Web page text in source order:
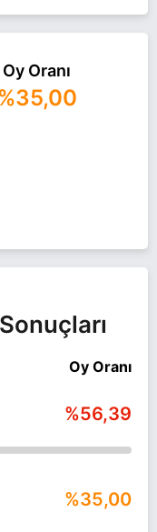
PARTI KADIKÖY
OLARAK SIYASETE
YARDIMCILIĞI
AK PARTI
VE
IFA
BABASI.
ile 31 Mart 2024
Naim Yağcı
Oy Oranı
%35,00
Oy Oranı
%56,39
%35,00